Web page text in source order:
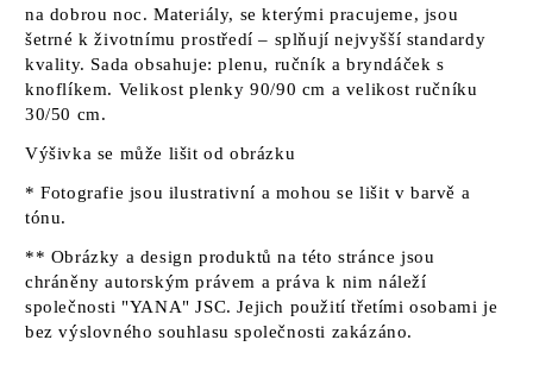
na dobrou noc. Materiály, se kterými pracujeme, jsou
šetrné k životnímu prostředí – splňují nejvyšší standardy
kvality. Sada obsahuje: plenu, ručník a bryndáček s
knoflíkem. Velikost plenky 90/90 cm a velikost ručníku
30/50 cm.
Výšivka se může lišit od obrázku
* Fotografie jsou ilustrativní a mohou se lišit v barvě a
tónu.
** Obrázky a design produktů na této stránce jsou
chráněny autorským právem a práva k nim náleží
společnosti "YANA" JSC. Jejich použití třetími osobami je
bez výslovného souhlasu společnosti zakázáno.